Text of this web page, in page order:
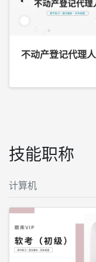
不动产登记代理人
技能职称
计算机